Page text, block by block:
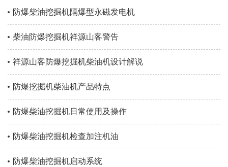
防爆柴油挖掘机隔爆型永磁发电机
柴油防爆挖掘机祥源山客警告
祥源山客防爆挖掘机柴油机设计解说
防爆挖掘机柴油机产品特点
防爆柴油挖掘机日常使用及操作
防爆柴油挖掘机检查加注机油
防爆柴油挖掘机启动系统